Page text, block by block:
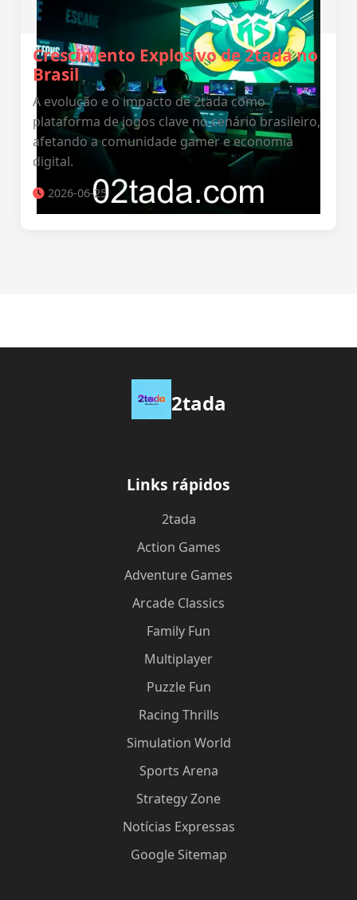
Crescimento Explosivo de 2tada no
Brasil
A evolução e o impacto de 2tada como
plataforma de jogos clave no cenário brasileiro,
afetando a comunidade gamer e economia
digital.
2026-06-25
2tada
Links rápidos
2tada
Action Games
Adventure Games
Arcade Classics
Family Fun
Multiplayer
Puzzle Fun
Racing Thrills
Simulation World
Sports Arena
Strategy Zone
Notícias Expressas
Google Sitemap